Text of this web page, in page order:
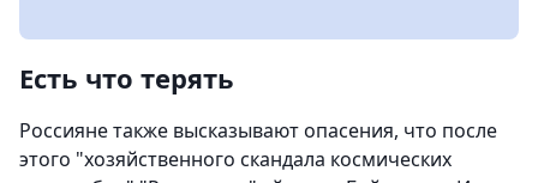
Есть что терять
Россияне также высказывают опасения, что после
этого "хозяйственного скандала космических